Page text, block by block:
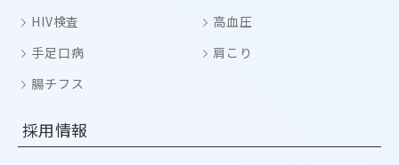
HIV検査
高血圧
手足口病
肩こり
腸チフス
採用情報